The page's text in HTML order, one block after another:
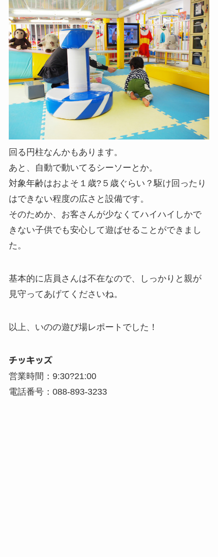
回る円柱なんかもあります。
あと、自動で動いてるシーソーとか。
対象年齢はおよそ１歳?５歳ぐらい？駆け回ったり
はできない程度の広さと設備です。
そのためか、お客さんが少なくてハイハイしかで
きない子供でも安心して遊ばせることができまし
た。
基本的に店員さんは不在なので、しっかりと親が
見守ってあげてくださいね。
以上、いのの遊び場レポートでした！
チッキッズ
営業時間：9:30?21:00
電話番号：088-893-3233